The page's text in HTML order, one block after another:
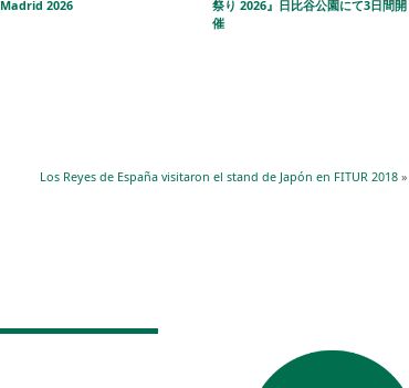
Madrid 2026
祭り 2026』日比谷公園にて3日間開
催
Los Reyes de España visitaron el stand de Japón en FITUR 2018»